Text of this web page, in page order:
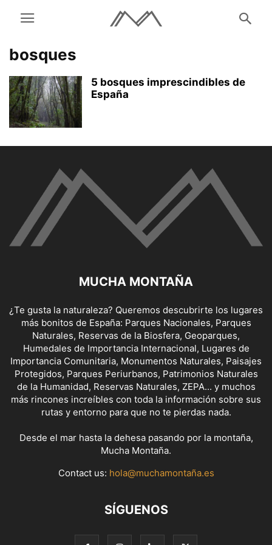
bosques
5 bosques imprescindibles de
España
MUCHA MONTAÑA
¿Te gusta la naturaleza? Queremos descubrirte los lugares
más bonitos de España: Parques Nacionales, Parques
Naturales, Reservas de la Biosfera, Geoparques,
Humedales de Importancia Internacional, Lugares de
Importancia Comunitaria, Monumentos Naturales, Paisajes
Protegidos, Parques Periurbanos, Patrimonios Naturales
de la Humanidad, Reservas Naturales, ZEPA... y muchos
más rincones increíbles con toda la información sobre sus
rutas y entorno para que no te pierdas nada.
Desde el mar hasta la dehesa pasando por la montaña,
Mucha Montaña.
Contact us: hola@muchamontaña.es
SÍGUENOS